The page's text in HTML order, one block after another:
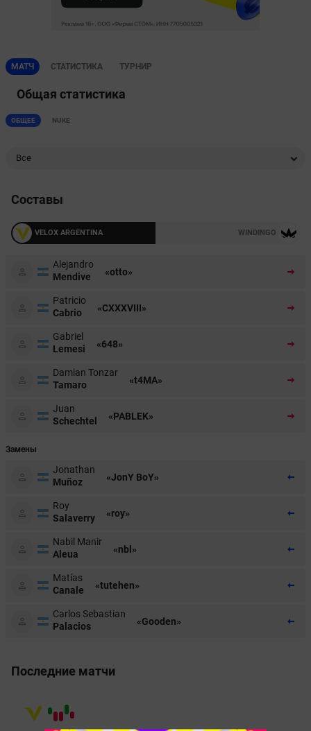
МАТЧ СТАТИСТИКА ТУРНИР
Общая статистика
ОБЩЕЕ NUKE
Все
Составы
VELOX ARGENTINA WINDINGO
Alejandro
Mendive
«otto»
Patricio
Cabrio
«CXXXVIII»
Gabriel
Lemesi
«648»
Damian Tonzar
Tamaro
«t4MA»
Juan
Schechtel
«PABLEK»
Замены
Jonathan
Muñoz
«JonY BoY»
Roy
Salaverry
«roy»
Nabil Manir
Aleua
«nbl»
Matías
Canale
«tutehen»
Carlos Sebastian
Palacios
«Gooden»
Последние матчи